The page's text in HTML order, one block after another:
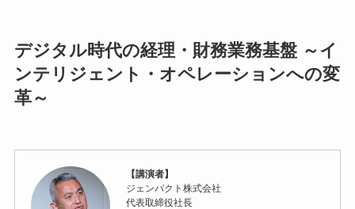
デジタル時代の経理・財務業務基盤 ～イ
ンテリジェント・オペレーションへの変
革～
【講演者】
ジェンパクト株式会社
代表取締役社長